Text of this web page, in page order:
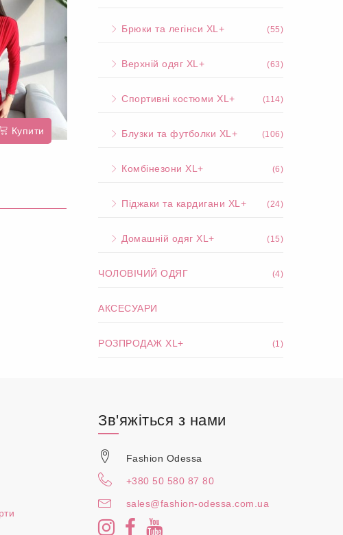
Купити
Брюки та легінси XL+ (55)
Верхній одяг XL+ (63)
Спортивні костюми XL+ (114)
Блузки та футболки XL+ (106)
Комбінезони XL+ (6)
Піджаки та кардигани XL+ (24)
Домашній одяг XL+ (15)
ЧОЛОВІЧИЙ ОДЯГ (4)
АКСЕСУАРИ
РОЗПРОДАЖ XL+ (1)
Зв'яжіться з нами
Fashion Odessa
+380 50 580 87 80
sales@fashion-odessa.com.ua